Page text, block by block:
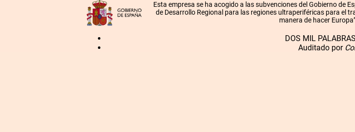
Esta empresa se ha acogido a las subvenciones del Gobierno de
de Desarrollo Regional para las regiones ultraperiféricas para el
manera de hacer
DOS MIL
Auditado por